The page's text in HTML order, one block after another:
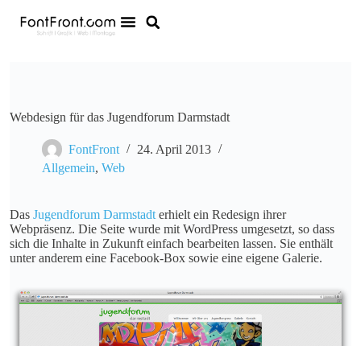
Webdesign für das Jugendforum Darmstadt
FontFront
24. April 2013
Allgemein, Web
Das Jugendforum Darmstadt erhielt ein Redesign ihrer
Webpräsenz. Die Seite wurde mit WordPress umgesetzt, so dass
sich die Inhalte in Zukunft einfach bearbeiten lassen. Sie enthält
unter anderem eine Facebook-Box sowie eine eigene Galerie.